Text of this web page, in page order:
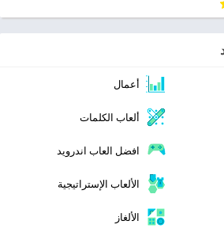
أعمال
ألعاب الكلمات
افضل العاب اندرويد
الألعاب الإستراتيجية
الألغاز